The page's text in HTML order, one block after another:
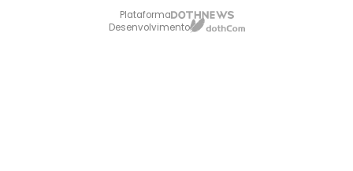
Plataforma
Desenvolvimento